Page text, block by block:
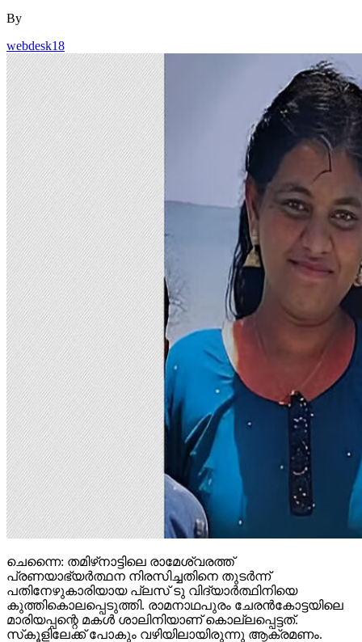
By
webdesk18
ചെന്നൈ: തമിഴ്‌നാട്ടിലെ രാമേശ്വരത്ത്
പ്രണയാഭ്യര്‍ത്ഥന നിരസിച്ചതിനെ തുടര്‍ന്ന്
പതിനേഴുകാരിയായ പ്ലസ് ടു വിദ്യാര്‍ത്ഥിനിയെ
കുത്തികൊലപ്പെടുത്തി. രാമനാഥപുരം ചേരന്‍കോട്ടയിലെ
മാരിയപ്പന്റെ മകള്‍ ശാലിനിയാണ് കൊല്ലപ്പെട്ടത്.
സ്‌കൂളിലേക്ക് പോകും വഴിയിലായിരുന്നു ആക്രമണം.